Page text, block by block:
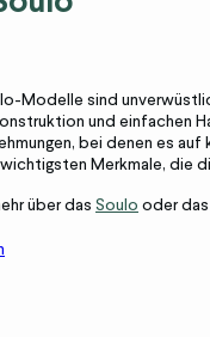
Modelle sind
und einfachen
bei denen es
Merkmale, die
über das Soulo oder das